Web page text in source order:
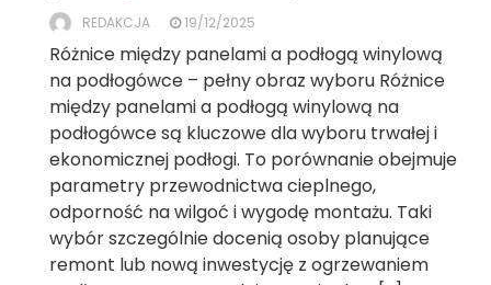
REDAKCJA 19/12/2025
Różnice między panelami a podłogą winylową
na podłogówce – pełny obraz wyboru Różnice
między panelami a podłogą winylową na
podłogówce są kluczowe dla wyboru trwałej i
ekonomicznej podłogi. To porównanie obejmuje
parametry przewodnictwa cieplnego,
odporność na wilgoć i wygodę montażu. Taki
wybór szczególnie docenią osoby planujące
remont lub nową inwestycję z ogrzewaniem